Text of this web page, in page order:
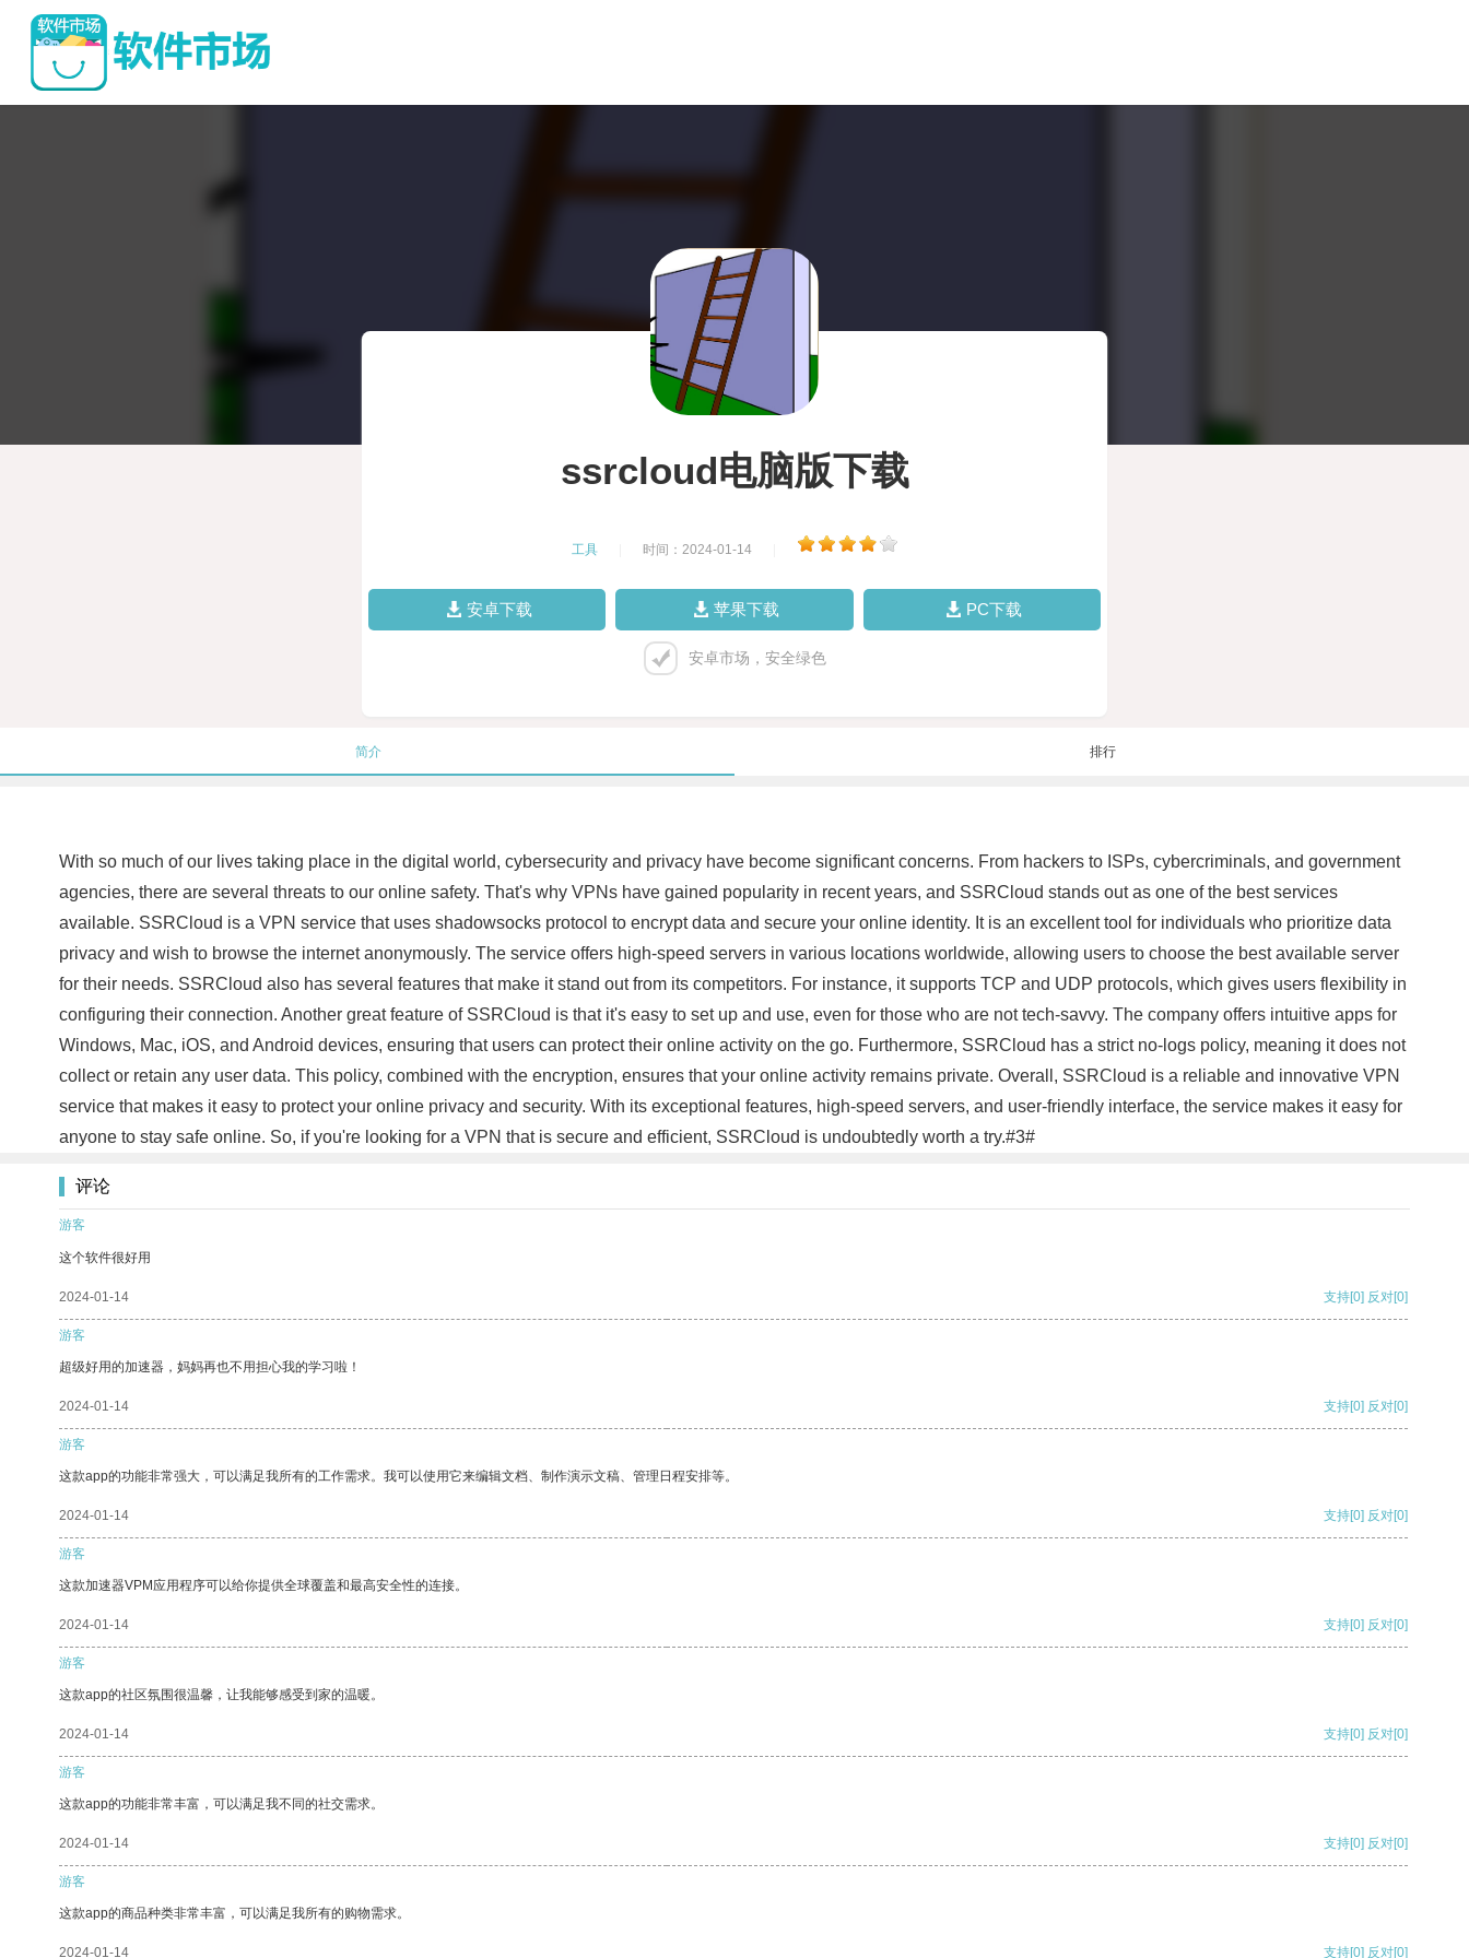
ssrcloud电脑版下载
工具 时间：2024-01-14
安卓下载 苹果下载 PC下载
安卓市场，安全绿色
简介 排行
With so much of our lives taking place in the digital world, cybersecurity and privacy have become significant concerns. From hackers to ISPs, cybercriminals, and government
agencies, there are several threats to our online safety. That's why VPNs have gained popularity in recent years, and SSRCloud stands out as one of the best services
available. SSRCloud is a VPN service that uses shadowsocks protocol to encrypt data and secure your online identity. It is an excellent tool for individuals who prioritize data
privacy and wish to browse the internet anonymously. The service offers high-speed servers in various locations worldwide, allowing users to choose the best available server
for their needs. SSRCloud also has several features that make it stand out from its competitors. For instance, it supports TCP and UDP protocols, which gives users flexibility in
configuring their connection. Another great feature of SSRCloud is that it's easy to set up and use, even for those who are not tech-savvy. The company offers intuitive apps for
Windows, Mac, iOS, and Android devices, ensuring that users can protect their online activity on the go. Furthermore, SSRCloud has a strict no-logs policy, meaning it does not
collect or retain any user data. This policy, combined with the encryption, ensures that your online activity remains private. Overall, SSRCloud is a reliable and innovative VPN
service that makes it easy to protect your online privacy and security. With its exceptional features, high-speed servers, and user-friendly interface, the service makes it easy for
anyone to stay safe online. So, if you're looking for a VPN that is secure and efficient, SSRCloud is undoubtedly worth a try.#3#
评论
游客
这个软件很好用
2024-01-14 支持[0] 反对[0]
游客
超级好用的加速器，妈妈再也不用担心我的学习啦！
2024-01-14 支持[0] 反对[0]
游客
这款app的功能非常强大，可以满足我所有的工作需求。我可以使用它来编辑文档、制作演示文稿、管理日程安排等。
2024-01-14 支持[0] 反对[0]
游客
这款加速器VPM应用程序可以给你提供全球覆盖和最高安全性的连接。
2024-01-14 支持[0] 反对[0]
游客
这款app的社区氛围很温馨，让我能够感受到家的温暖。
2024-01-14 支持[0] 反对[0]
游客
这款app的功能非常丰富，可以满足我不同的社交需求。
2024-01-14 支持[0] 反对[0]
游客
这款app的商品种类非常丰富，可以满足我所有的购物需求。
2024-01-14 支持[0] 反对[0]